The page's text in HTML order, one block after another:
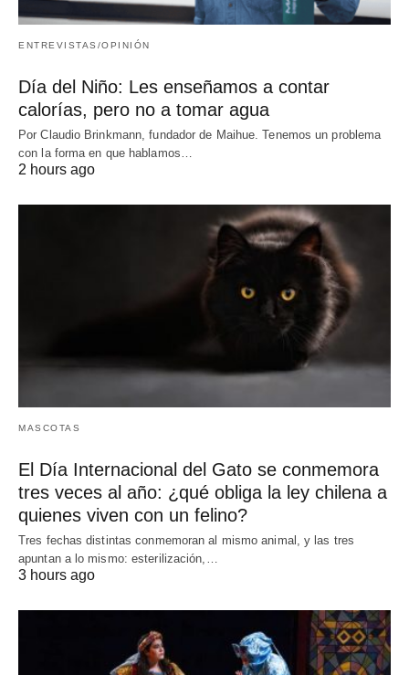
ENTREVISTAS/OPINIÓN
Día del Niño: Les enseñamos a contar
calorías, pero no a tomar agua
Por Claudio Brinkmann, fundador de Maihue. Tenemos un problema
con la forma en que hablamos…
2 hours ago
MASCOTAS
El Día Internacional del Gato se conmemora
tres veces al año: ¿qué obliga la ley chilena a
quienes viven con un felino?
Tres fechas distintas conmemoran al mismo animal, y las tres
apuntan a lo mismo: esterilización,…
3 hours ago